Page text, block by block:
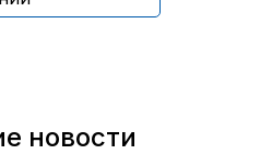
новости